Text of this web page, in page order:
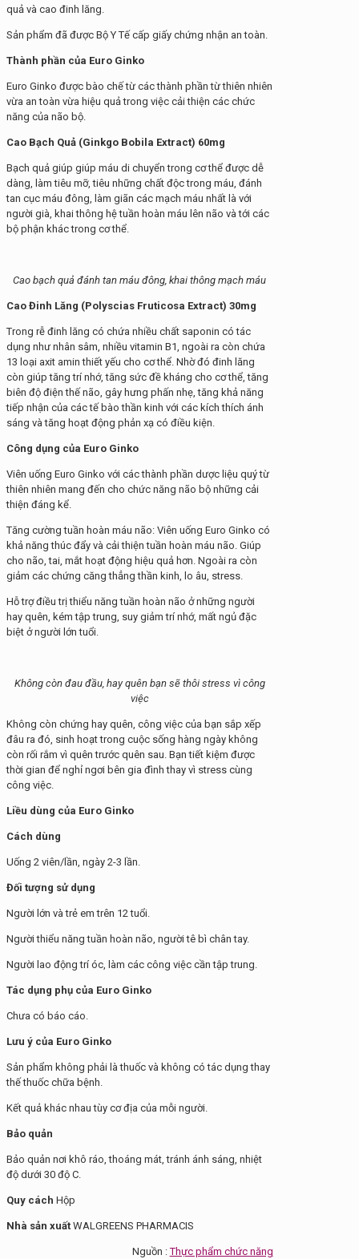
quả và cao đinh lăng.
Sản phẩm đã được Bộ Y Tế cấp giấy chứng nhận an toàn.
Thành phần của Euro Ginko
Euro Ginko được bào chế từ các thành phần từ thiên nhiên
vừa an toàn vừa hiệu quả trong việc cải thiện các chức
năng của não bộ.
Cao Bạch Quả (Ginkgo Bobila Extract) 60mg
Bạch quả giúp giúp máu di chuyển trong cơ thể được dễ
dàng, làm tiêu mỡ, tiêu những chất độc trong máu, đánh
tan cục máu đông, làm giãn các mạch máu nhất là với
người già, khai thông hệ tuần hoàn máu lên não và tới các
bộ phận khác trong cơ thể.
Cao bạch quả đánh tan máu đông, khai thông mạch máu
Cao Đinh Lăng (Polyscias Fruticosa Extract) 30mg
Trong rễ đinh lăng có chứa nhiều chất saponin có tác
dụng như nhân sâm, nhiều vitamin B1, ngoài ra còn chứa
13 loại axit amin thiết yếu cho cơ thể. Nhờ đó đinh lăng
còn giúp tăng trí nhớ, tăng sức đề kháng cho cơ thể, tăng
biên độ điện thế não, gây hưng phấn nhẹ, tăng khả năng
tiếp nhận của các tế bào thần kinh với các kích thích ánh
sáng và tăng hoạt động phản xạ có điều kiện.
Công dụng của Euro Ginko
Viên uống Euro Ginko với các thành phần dược liệu quý từ
thiên nhiên mang đến cho chức năng não bộ những cải
thiện đáng kể.
Tăng cường tuần hoàn máu não: Viên uống Euro Ginko có
khả năng thúc đẩy và cải thiện tuần hoàn máu não. Giúp
cho não, tai, mắt hoạt động hiệu quả hơn. Ngoài ra còn
giảm các chứng căng thẳng thần kinh, lo âu, stress.
Hỗ trợ điều trị thiểu năng tuần hoàn não ở những người
hay quên, kém tập trung, suy giảm trí nhớ, mất ngủ đặc
biệt ở người lớn tuổi.
Không còn đau đầu, hay quên bạn sẽ thôi stress vì công
việc
Không còn chứng hay quên, công việc của bạn sắp xếp
đâu ra đó, sinh hoạt trong cuộc sống hàng ngày không
còn rối rắm vì quên trước quên sau. Bạn tiết kiệm được
thời gian để nghỉ ngơi bên gia đình thay vì stress cùng
công việc.
Liều dùng của Euro Ginko
Cách dùng
Uống 2 viên/lần, ngày 2-3 lần.
Đối tượng sử dụng
Người lớn và trẻ em trên 12 tuổi.
Người thiểu năng tuần hoàn não, người tê bì chân tay.
Người lao động trí óc, làm các công việc cần tập trung.
Tác dụng phụ của Euro Ginko
Chưa có báo cáo.
Lưu ý của Euro Ginko
Sản phẩm không phải là thuốc và không có tác dụng thay
thế thuốc chữa bệnh.
Kết quả khác nhau tùy cơ địa của mỗi người.
Bảo quản
Bảo quản nơi khô ráo, thoáng mát, tránh ánh sáng, nhiệt
độ dưới 30 độ C.
Quy cách Hộp
Nhà sản xuất WALGREENS PHARMACIS
Nguồn :Thực phẩm chức năng